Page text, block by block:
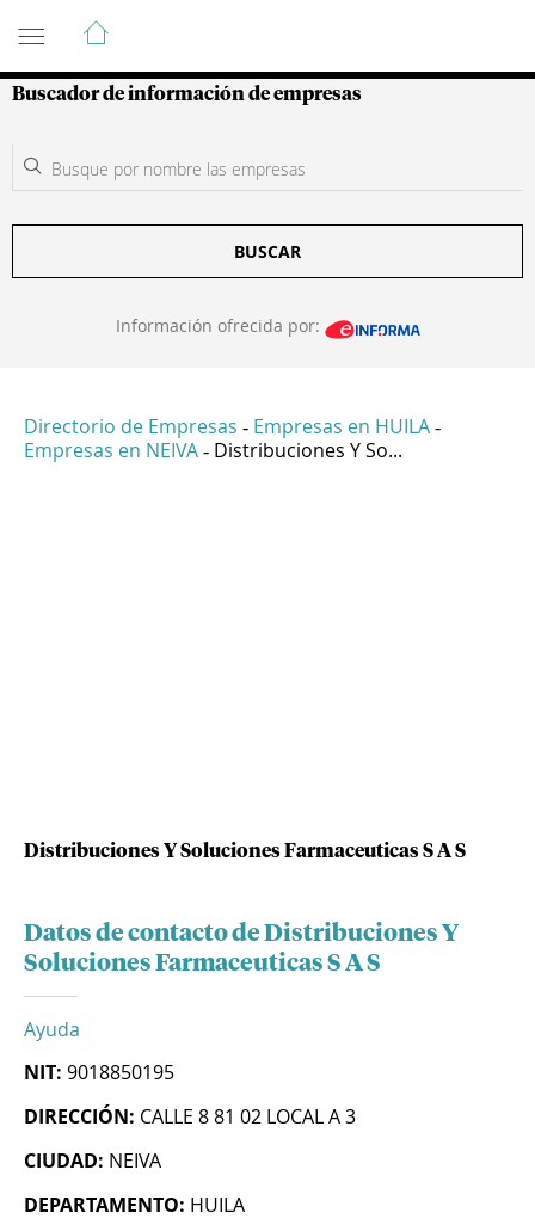
Guía de Empresas Colombianas
Buscador de información de empresas
BUSCAR
Información ofrecida por:
Directorio de Empresas - Empresas en HUILA -
Empresas en NEIVA - Distribuciones Y So...
Distribuciones Y Soluciones Farmaceuticas S A S
Datos de contacto de Distribuciones Y
Soluciones Farmaceuticas S A S
Ayuda
NIT: 9018850195
DIRECCIÓN: CALLE 8 81 02 LOCAL A 3
CIUDAD: NEIVA
DEPARTAMENTO: HUILA